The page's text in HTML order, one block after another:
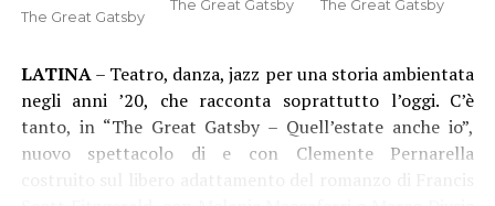
The Great Gatsby
The Great Gatsby The Great Gatsby
LATINA– Teatro, danza, jazz per una storia ambientata
negli anni ’20, che racconta soprattutto l’oggi. C’è
tanto, in “The Great Gatsby – Quell’estate anche io”,
nuovo spettacolo di e con Clemente Pernarella